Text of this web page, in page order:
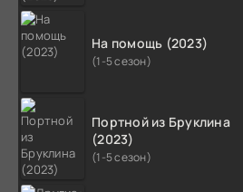
На помощь (2023)
(1-5 сезон)
Портной из Бруклина
(2023)
(1-5 сезон)